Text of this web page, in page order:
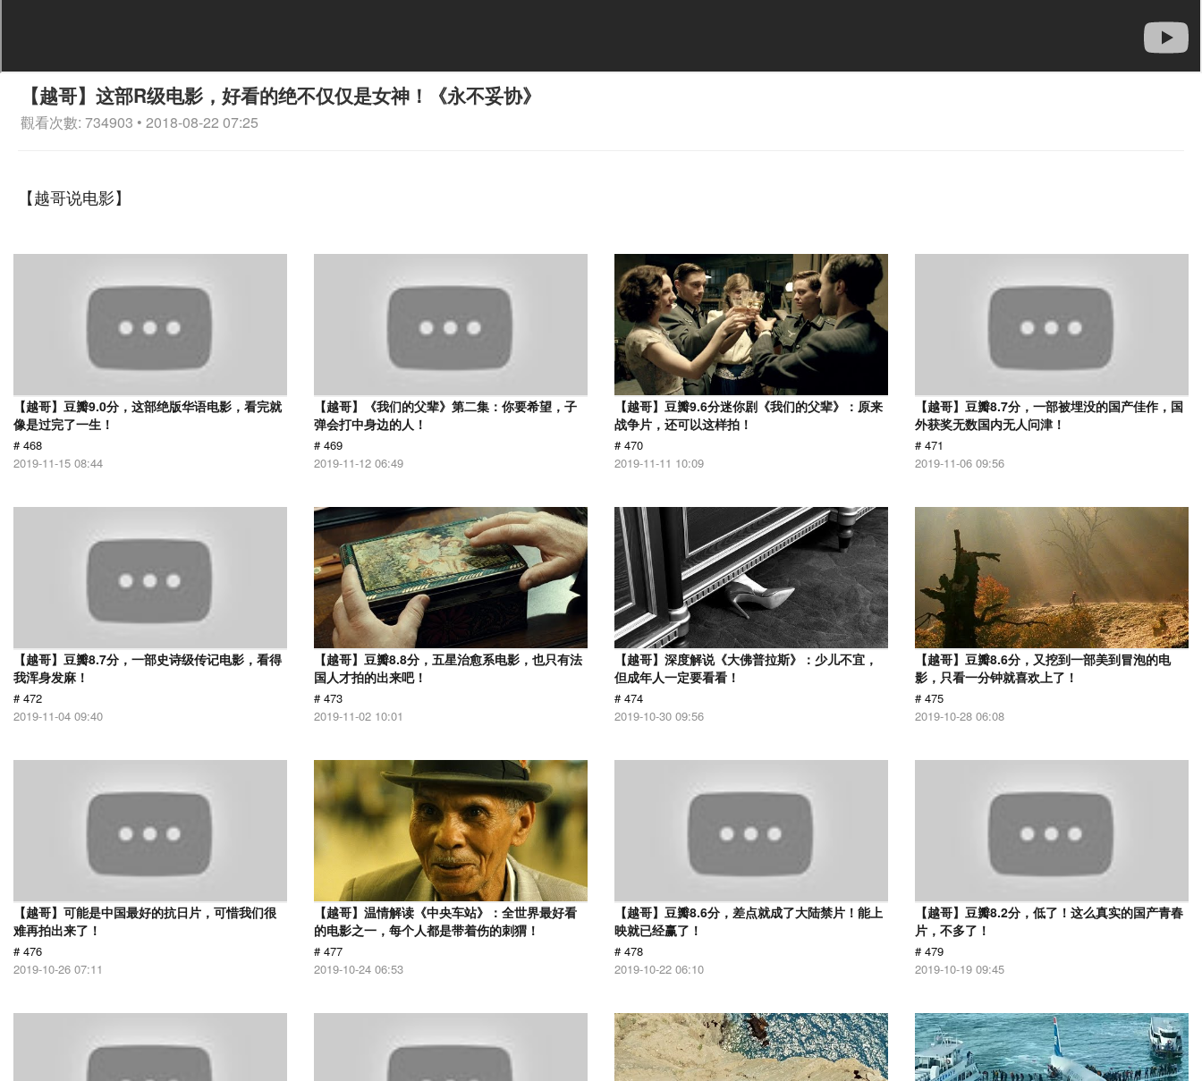
【越哥】这部R级电影，好看的绝不仅仅是女神！《永不妥协》
觀看次數: 734903 • 2018-08-22 07:25
【越哥说电影】
【越哥】豆瓣9.0分，这部绝版华语电影，看完就
像是过完了一生！
# 468
2019-11-15 08:44
【越哥】《我们的父辈》第二集：你要希望，子
弹会打中身边的人！
# 469
2019-11-12 06:49
【越哥】豆瓣9.6分迷你剧《我们的父辈》：原来
战争片，还可以这样拍！
# 470
2019-11-11 10:09
【越哥】豆瓣8.7分，一部被埋没的国产佳作，国
外获奖无数国内无人问津！
# 471
2019-11-06 09:56
【越哥】豆瓣8.7分，一部史诗级传记电影，看得
我浑身发麻！
# 472
2019-11-04 09:40
【越哥】豆瓣8.8分，五星治愈系电影，也只有法
国人才拍的出来吧！
# 473
2019-11-02 10:01
【越哥】深度解说《大佛普拉斯》：少儿不宜，
但成年人一定要看看！
# 474
2019-10-30 09:56
【越哥】豆瓣8.6分，又挖到一部美到冒泡的电
影，只看一分钟就喜欢上了！
# 475
2019-10-28 06:08
【越哥】可能是中国最好的抗日片，可惜我们很
难再拍出来了！
# 476
2019-10-26 07:11
【越哥】温情解读《中央车站》：全世界最好看
的电影之一，每个人都是带着伤的刺猬！
# 477
2019-10-24 06:53
【越哥】豆瓣8.6分，差点就成了大陆禁片！能上
映就已经赢了！
# 478
2019-10-22 06:10
【越哥】豆瓣8.2分，低了！这么真实的国产青春
片，不多了！
# 479
2019-10-19 09:45